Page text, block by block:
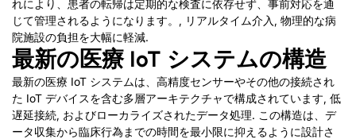
れにより、患者の転帰は定期的な検査に依存せず、事前対応を通
じて管理されるようになります。, リアルタイム介入, 物理的な病
院施設の負担を大幅に軽減.
最新の医療 IoT システムの構造
最新の医療 IoT システムは、高精度センサーやその他の接続され
た IoT デバイスを含む多層アーキテクチャで構成されています, 低
遅延接続, およびローカライズされたデータ処理. この構造は、デ
ータ収集から臨床行為までの時間を最小限に抑えるように設計さ